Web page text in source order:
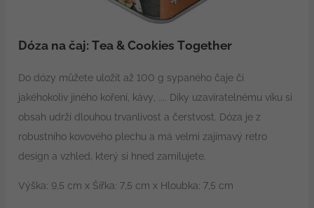
Dóza na čaj: Tea & Cookies Together
Do dózy můžete uložit až 100 g sypaného čaje či
jakéhokoliv jiného koření, kávy, .... Díky uzavíratelnému víku si
obsah udrží dlouhou trvanlivost a čerstvost. Dóza je z
robustního kovového plechu a má velmi zajímavý retro
design a vzhled, který si hned zamilujete.
Výška: 9,5 cm x Šířka: 7,5 cm x Hloubka: 7,5 cm